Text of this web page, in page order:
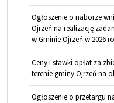
Ogłoszenie o naborze
Ojrzeń na realizację
w Gminie Ojrzeń w 2026
Ceny i stawki opłat za
terenie gminy Ojrzeń na
Ogłoszenie o przetargu